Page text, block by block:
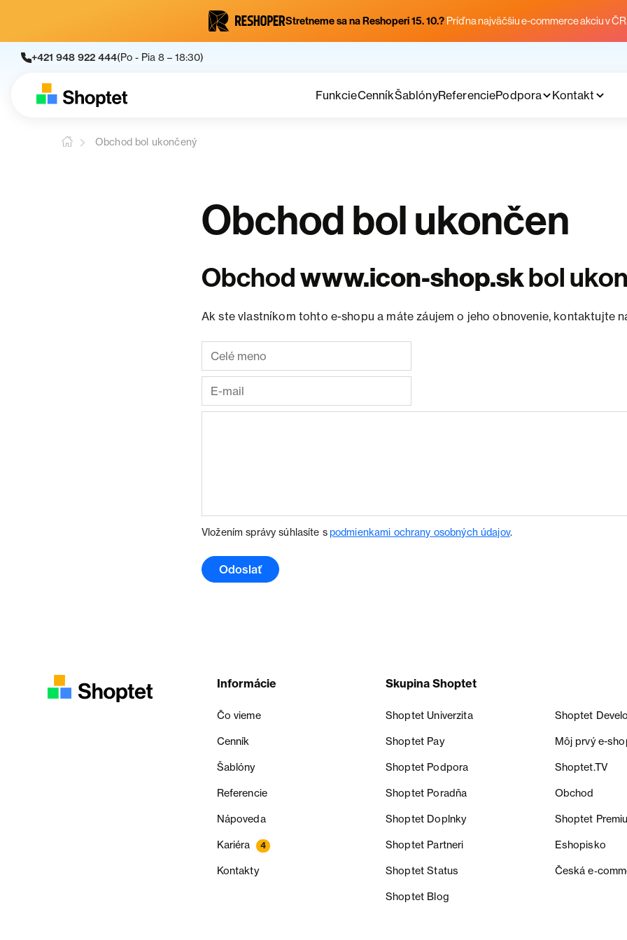
Stretneme sa na Reshoperi 15. 10.? Príď na najväčšiu e-commerce akciu v
+421 948 922 444(Po - Pia 8 – 18:30)
FunkcieCenníkŠablónyReferenciePodpora Kontakt
Obchod bol ukončený
Obchod bol ukončen
Obchodwww.icon-shop.skbol
Ak ste vlastníkom tohto e-shopu a máte záujem o jeho obnovenie, kontaktujte
Vložením správy súhlasíte spodmienkami ochrany osobných údajov.
Odoslať
Informácie
Čo vieme
Cenník
Šablóny
Referencie
Nápoveda
Kariéra 4
Kontakty
Skupina Shoptet
Shoptet Univerzita Shoptet
Shoptet Pay Môj prvý e-
Shoptet Podpora Shoptet.TV
Shoptet Poradňa Obchod
Shoptet Doplnky Shoptet
Shoptet Partneri Eshopisko
Shoptet Status Česká
Shoptet Blog